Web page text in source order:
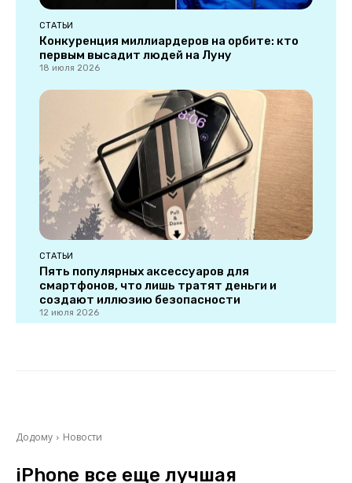
СТАТЬИ
Конкуренция миллиардеров на орбите: кто
первым высадит людей на Луну
18 июля 2026
СТАТЬИ
Пять популярных аксессуаров для
смартфонов, что лишь тратят деньги и
создают иллюзию безопасности
12 июля 2026